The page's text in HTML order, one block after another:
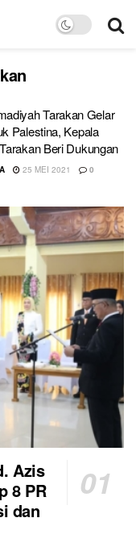
Tarakan Gelar
Palestina, Kepala
Beri Dukungan
25 MEI 2021 0
Azis
8 PR
dan